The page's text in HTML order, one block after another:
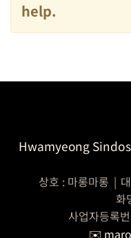
help.
Hwamyeong
상호 : 마롱마롱 |
화
사업자등록
✉️